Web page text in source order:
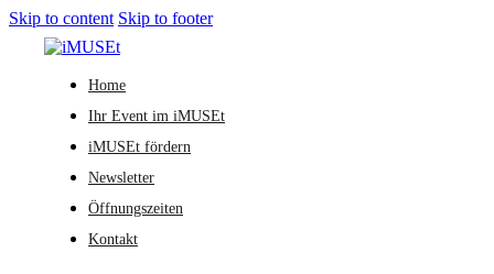
Skip to content Skip to footer
Home
Ihr Event im iMUSEt
iMUSEt fördern
Newsletter
Öffnungszeiten
Kontakt